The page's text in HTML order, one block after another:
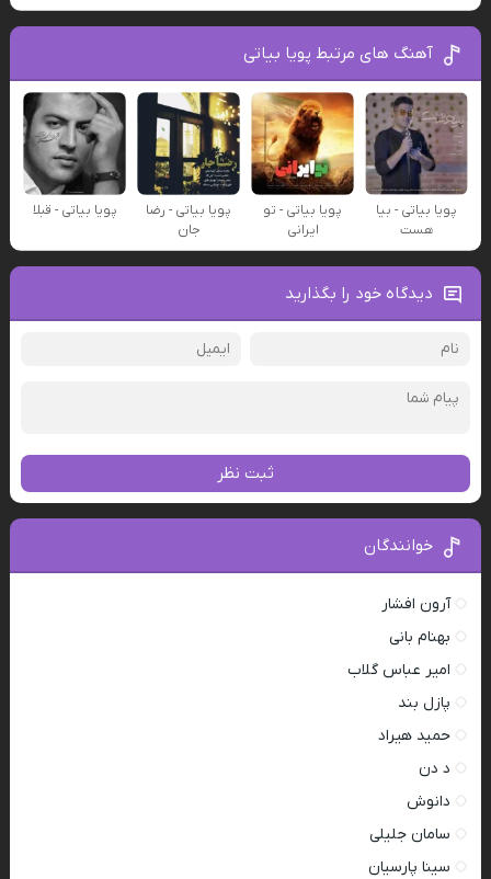
آهنگ های مرتبط پویا بیاتی
پویا بیاتی - بیا
هست
پویا بیاتی - تو
ایرانی
پویا بیاتی - رضا
جان
پویا بیاتی - قبلا
دیدگاه خود را بگذارید
ثبت نظر
خوانندگان
آرون افشار
بهنام بانی
امیر عباس گلاب
پازل بند
حمید هیراد
د دن
دانوش
سامان جلیلی
سینا پارسیان